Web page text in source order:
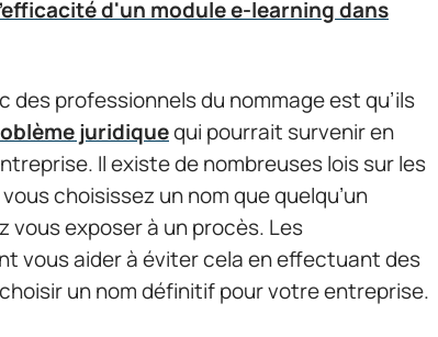
d'un module e-learning dans
professionnels du nommage est qu’ils
juridiquequi pourrait survenir en
Il existe de nombreuses lois sur les
choisissez un nom que quelqu’un
vous exposer à un procès. Les
vous aider à éviter cela en effectuant des
un nom définitif pour votre entreprise.